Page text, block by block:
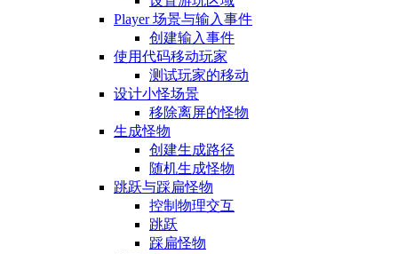
Player 场景与输入事件
创建输入事件
使用代码移动玩家
测试玩家的移动
设计小怪场景
移除离屏的怪物
生成怪物
创建生成路径
随机生成怪物
跳跃与踩扁怪物
控制物理交互
跳跃
踩扁怪物